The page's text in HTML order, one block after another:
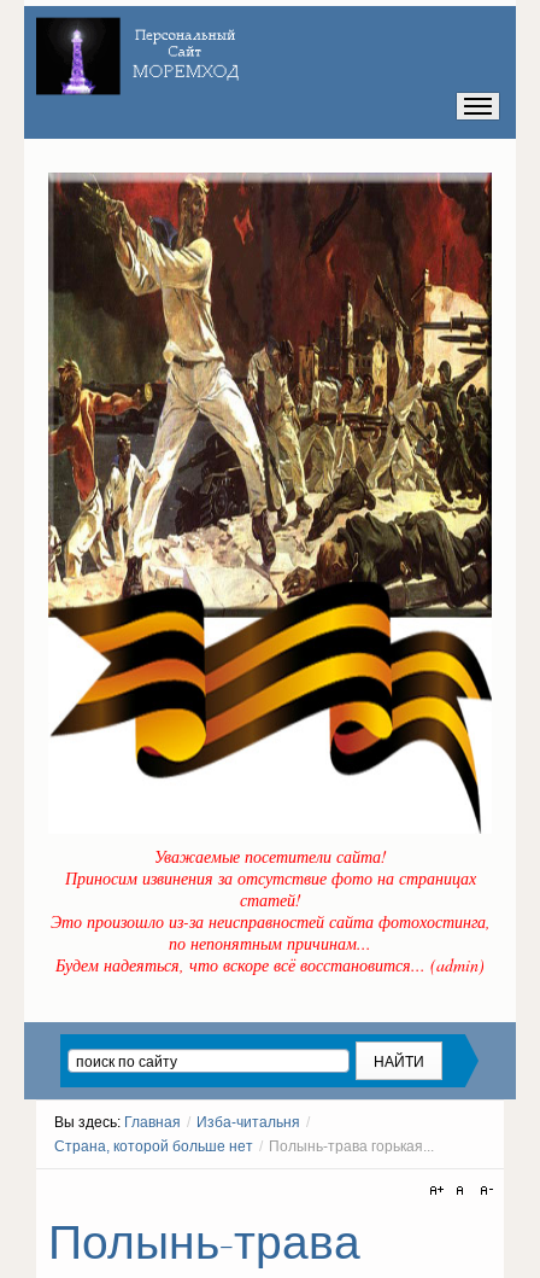
Уважаемые посетители сайта!
Приносим извинения за отсутствие фото на страницах
статей!
Это произошло из-за неисправностей сайта фотохостинга,
по непонятным причинам...
Будем надеяться, что вскоре всё восстановится... (admin)
Вы здесь: Главная / Изба-читальня /
Страна, которой больше нет / Полынь-трава горькая...
Полынь-трава